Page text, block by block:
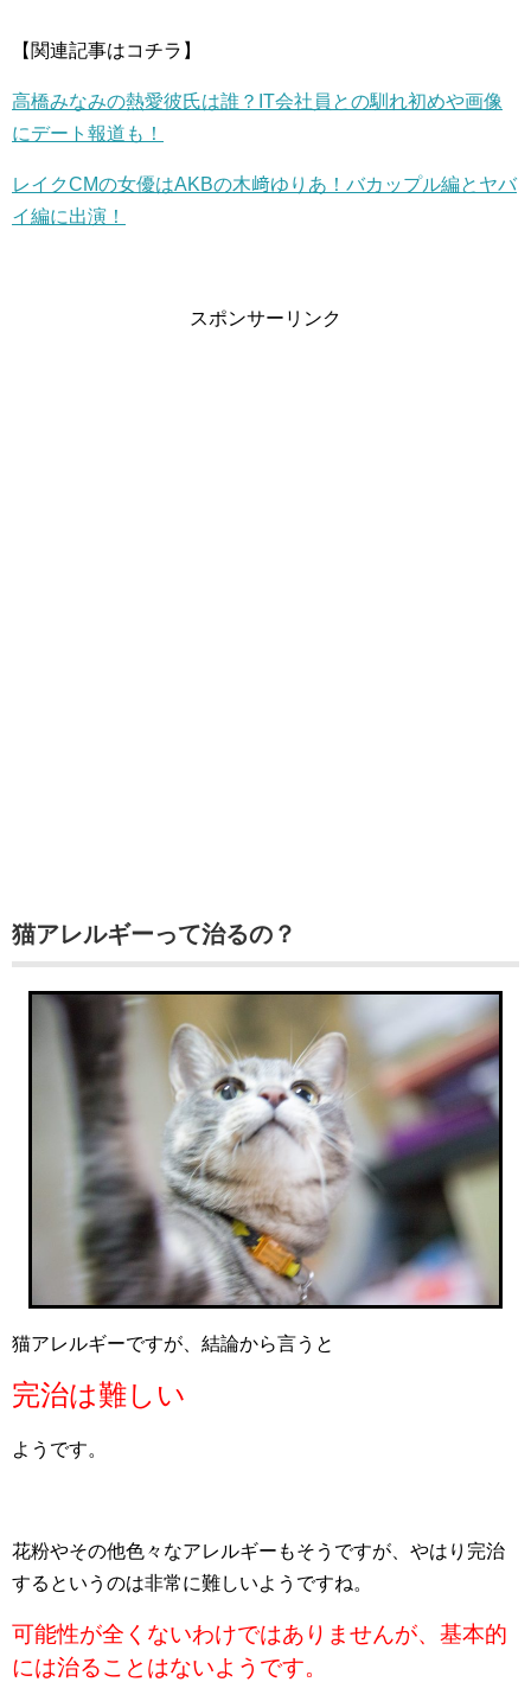
【関連記事はコチラ】
高橋みなみの熱愛彼氏は誰？IT会社員との馴れ初めや画像
にデート報道も！
レイクCMの女優はAKBの木﨑ゆりあ！バカップル編とヤバ
イ編に出演！
スポンサーリンク
猫アレルギーって治るの？
猫アレルギーですが、結論から言うと
完治は難しい
ようです。
花粉やその他色々なアレルギーもそうですが、やはり完治
するというのは非常に難しいようですね。
可能性が全くないわけではありませんが、基本的
には治ることはないようです。